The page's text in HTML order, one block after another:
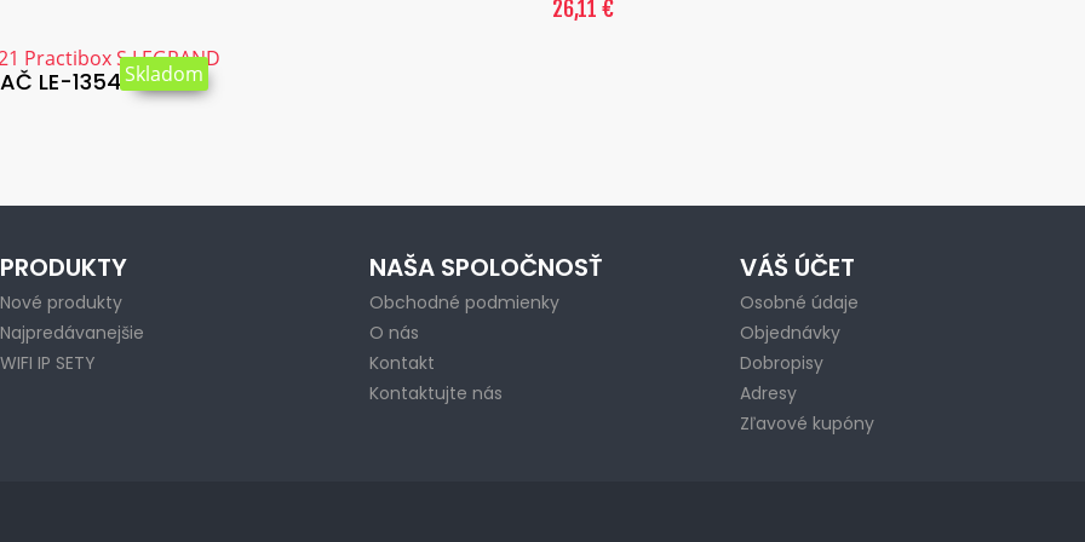
26,11 €
LE-135421...Skladom
PRODUKTY
Nové produkty
Najpredávanejšie
WIFI IP SETY
NAŠA SPOLOČNOSŤ
Obchodné podmienky
O nás
Kontakt
Kontaktujte nás
VÁŠ ÚČET
Osobné údaje
Objednávky
Dobropisy
Adresy
Zľavové kupóny